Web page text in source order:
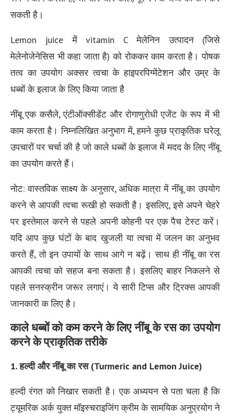
सकती है।
Lemon juice में vitamin C मेलेनिन उत्पादन (जिसे
मेलेनोजेनेसिस भी कहा जाता है) को रोककर काम करता है। पोषक
तत्व का उपयोग अक्सर त्वचा के हाइपरपिग्मेंटेशन और उम्र के
धब्बों के इलाज के लिए किया जाता है
नींबू एक कसैले, एंटीऑक्सीडेंट और रोगाणुरोधी एजेंट के रूप में भी
काम करता है। निम्नलिखित अनुभाग में, हमने कुछ प्राकृतिक घरेलू
उपचारों पर चर्चा की है जो काले धब्बों के इलाज में मदद के लिए नींबू
का उपयोग करते हैं।
नोट: वास्तविक साक्ष्य के अनुसार, अधिक मात्रा में नींबू का उपयोग
करने से आपकी त्वचा रूखी हो सकती है। इसलिए, इसे अपने चेहरे
पर इस्तेमाल करने से पहले अपनी कोहनी पर एक पैच टेस्ट करें।
यदि आप कुछ घंटों के बाद खुजली या त्वचा में जलन का अनुभव
करते हैं, तो इन उपायों के साथ आगे न बढ़ें। साथ ही नींबू का रस
आपकी त्वचा को सहज बना सकता है। इसलिए बाहर निकलने से
पहले सनस्क्रीन जरूर लगाएं। ये सारी टिप्स और ट्रिक्स आपकी
जानकारी क लिए है।
काले धब्बों को कम करने के लिए नींबू के रस का उपयोग
करने के प्राकृतिक तरीके
1. हल्दी और नींबू का रस (Turmeric and Lemon Juice)
हल्दी रंगत को निखार सकती है। एक अध्ययन से पता चला है कि
ट्यूमरिक अर्क युक्त मॉइस्चराइजिंग क्रीम के सामयिक अनुप्रयोग ने